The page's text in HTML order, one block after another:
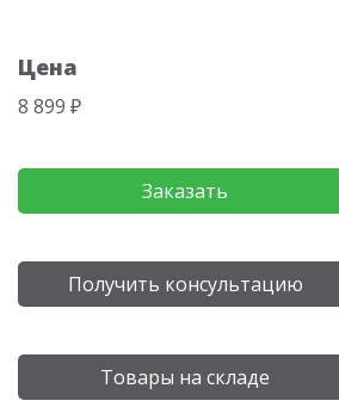
Цена
8 899 ₽
Заказать
Получить консультацию
Товары на складе